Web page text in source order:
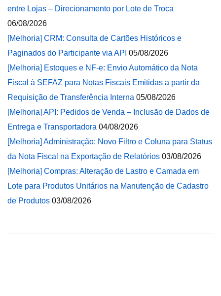
entre Lojas – Direcionamento por Lote de Troca
06/08/2026
[Melhoria] CRM: Consulta de Cartões Históricos e
Paginados do Participante via API 05/08/2026
[Melhoria] Estoques e NF-e: Envio Automático da Nota
Fiscal à SEFAZ para Notas Fiscais Emitidas a partir da
Requisição de Transferência Interna 05/08/2026
[Melhoria] API: Pedidos de Venda – Inclusão de Dados de
Entrega e Transportadora 04/08/2026
[Melhoria] Administração: Novo Filtro e Coluna para Status
da Nota Fiscal na Exportação de Relatórios 03/08/2026
[Melhoria] Compras: Alteração de Lastro e Camada em
Lote para Produtos Unitários na Manutenção de Cadastro
de Produtos 03/08/2026